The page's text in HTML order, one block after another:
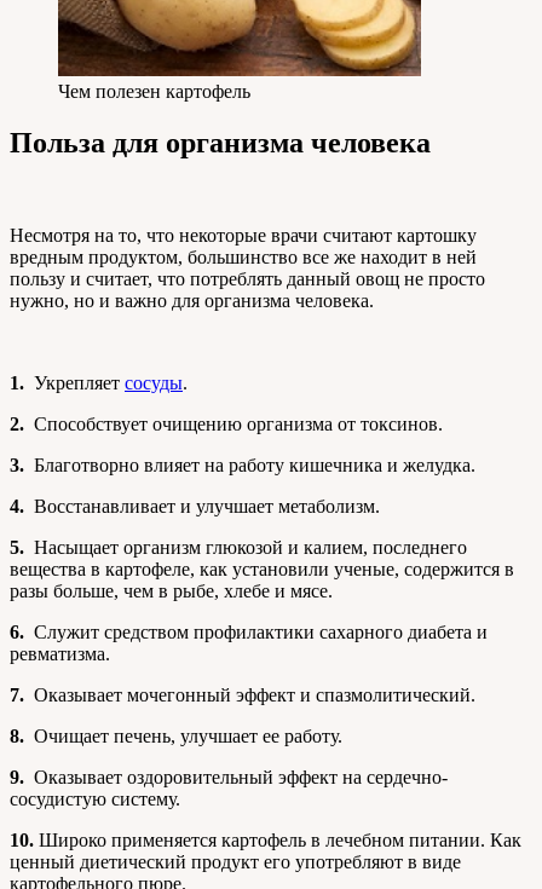
Чем полезен картофель
Польза для организма человека
Несмотря на то, что некоторые врачи считают картошку
вредным продуктом, большинство все же находит в ней
пользу и считает, что потреблять данный овощ не просто
нужно, но и важно для организма человека.
1. Укрепляет сосуды.
2. Способствует очищению организма от токсинов.
3. Благотворно влияет на работу кишечника и желудка.
4. Восстанавливает и улучшает метаболизм.
5. Насыщает организм глюкозой и калием, последнего
вещества в картофеле, как установили ученые, содержится в
разы больше, чем в рыбе, хлебе и мясе.
6. Служит средством профилактики сахарного диабета и
ревматизма.
7. Оказывает мочегонный эффект и спазмолитический.
8. Очищает печень, улучшает ее работу.
9. Оказывает оздоровительный эффект на сердечно-
сосудистую систему.
10. Широко применяется картофель в лечебном питании. Как
ценный диетический продукт его употребляют в виде
картофельного пюре.